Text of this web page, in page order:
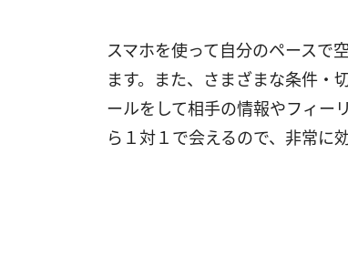
スマホを使って自分のペースで
ます。また、さまざまな条件・
ールをして相手の情報やフィー
ら１対１で会えるので、非常に